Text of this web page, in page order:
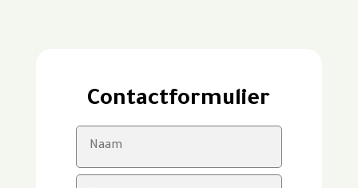
Contactformulier